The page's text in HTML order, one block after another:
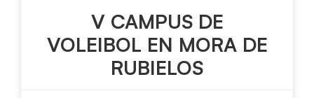
V CAMPUS DE
VOLEIBOL EN MORA DE
RUBIELOS